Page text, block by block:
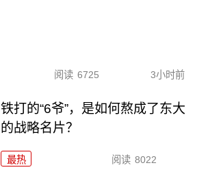
阅读 6725 3小时前
铁打的“6爷”，是如何熬成了东大
的战略名片？
最热 阅读 8022